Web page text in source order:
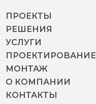
ПРОЕКТЫ
РЕШЕНИЯ
УСЛУГИ
ПРОЕКТИРОВАНИЕ
МОНТАЖ
О КОМПАНИИ
КОНТАКТЫ